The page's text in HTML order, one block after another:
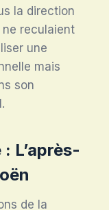
la direction
reculaient
une
mais
son
L’après-
de la